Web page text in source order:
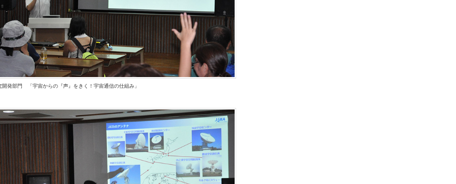
開発部門 「宇宙からの『声』をきく！宇宙通信の仕組み」